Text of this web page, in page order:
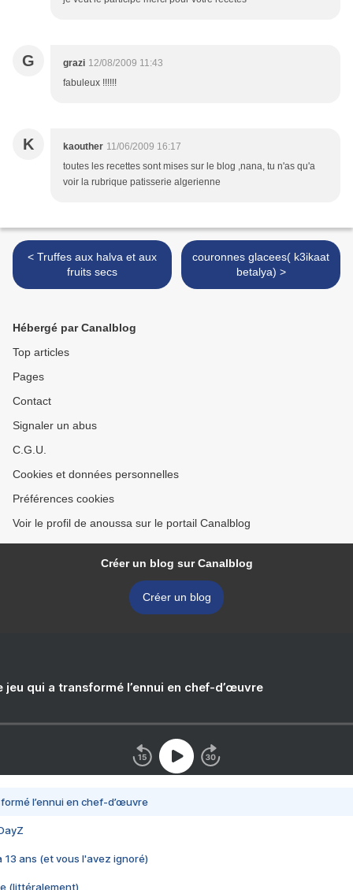
G grazi 12/08/2009 11:43
fabuleux !!!!!!
K kaouther 11/06/2009 16:17
toutes les recettes sont mises sur le blog ,nana, tu n'as qu'a
voir la rubrique patisserie algerienne
< Truffes aux halva et aux
fruits secs
couronnes glacees( k3ikaat
betalya) >
Hébergé par Canalblog
Top articles
Pages
Contact
Signaler un abus
C.G.U.
Cookies et données personnelles
Préférences cookies
Voir le profil de anoussa sur le portail Canalblog
Créer un blog sur Canalblog
Créer un blog
jeu qui a transformé l’ennui en chef-d’œuvre
l’ennui en chef-d’œuvre
13 ans (et vous l'avez ignoré)
(littéralement)